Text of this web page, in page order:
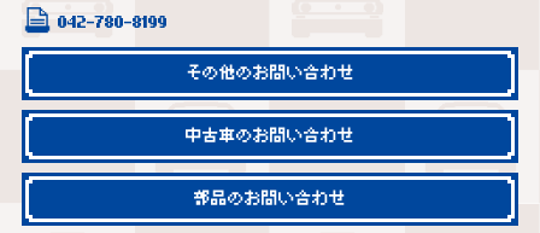
042-780-8199
その他のお問い合わせ
中古車のお問い合わせ
部品のお問い合わせ